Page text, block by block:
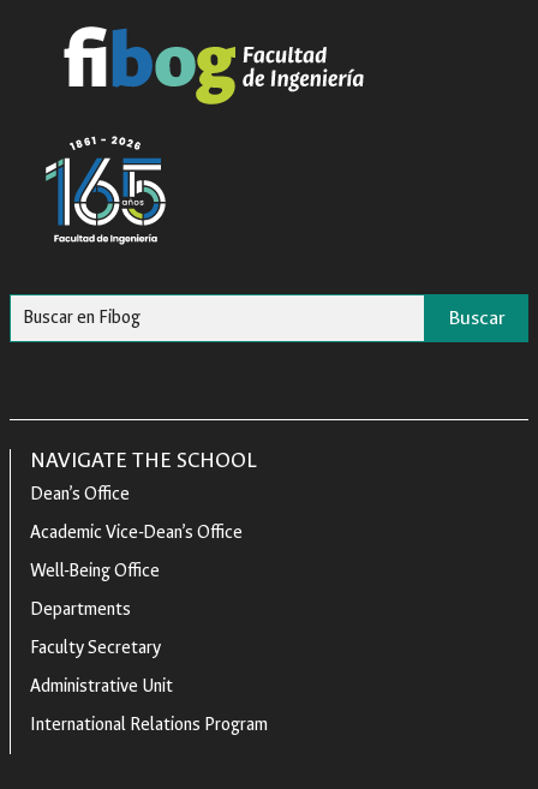
Buscar
NAVIGATE THE SCHOOL
Dean’s Office
Academic Vice-Dean’s Office
Well-Being Office
Departments
Faculty Secretary
Administrative Unit
International Relations Program